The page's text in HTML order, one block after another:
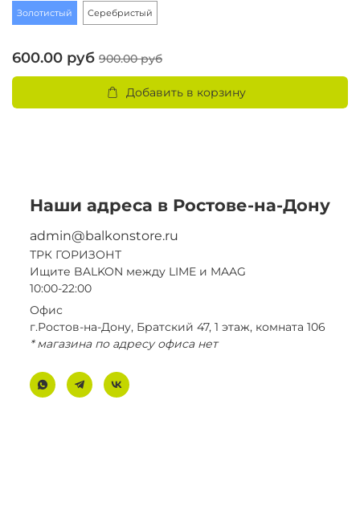
Золотистый Серебристый
600.00 руб 900.00 руб
Добавить в корзину
Наши адреса в Ростове-на-Дону
admin@balkonstore.ru
ТРК ГОРИЗОНТ
Ищите BALKON между LIME и MAAG
10:00-22:00
Офис
г.Ростов-на-Дону, Братский 47, 1 этаж, комната 106
* магазина по адресу офиса нет